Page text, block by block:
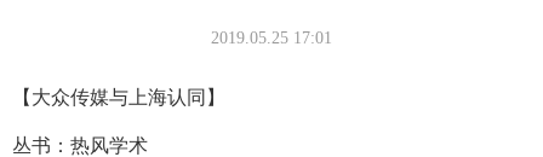
2019.05.25 17:01
【大众传媒与上海认同】
丛书：热风学术